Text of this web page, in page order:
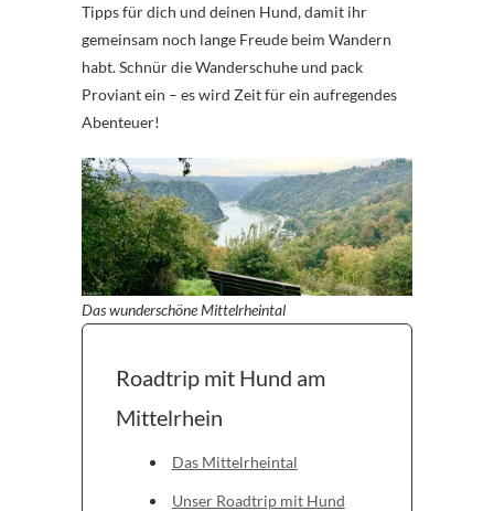
Tipps für dich und deinen Hund, damit ihr
gemeinsam noch lange Freude beim Wandern
habt. Schnür die Wanderschuhe und pack
Proviant ein – es wird Zeit für ein aufregendes
Abenteuer!
Das wunderschöne Mittelrheintal
Roadtrip mit Hund am
Mittelrhein
Das Mittelrheintal
Unser Roadtrip mit Hund